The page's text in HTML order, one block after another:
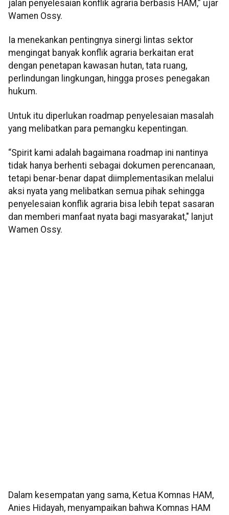
jalan penyelesaian konflik agraria berbasis HAM,” ujar
Wamen Ossy.
Ia menekankan pentingnya sinergi lintas sektor
mengingat banyak konflik agraria berkaitan erat
dengan penetapan kawasan hutan, tata ruang,
perlindungan lingkungan, hingga proses penegakan
hukum.
Untuk itu diperlukan roadmap penyelesaian masalah
yang melibatkan para pemangku kepentingan.
“Spirit kami adalah bagaimana roadmap ini nantinya
tidak hanya berhenti sebagai dokumen perencanaan,
tetapi benar-benar dapat diimplementasikan melalui
aksi nyata yang melibatkan semua pihak sehingga
penyelesaian konflik agraria bisa lebih tepat sasaran
dan memberi manfaat nyata bagi masyarakat," lanjut
Wamen Ossy.
Dalam kesempatan yang sama, Ketua Komnas HAM,
Anies Hidayah, menyampaikan bahwa Komnas HAM